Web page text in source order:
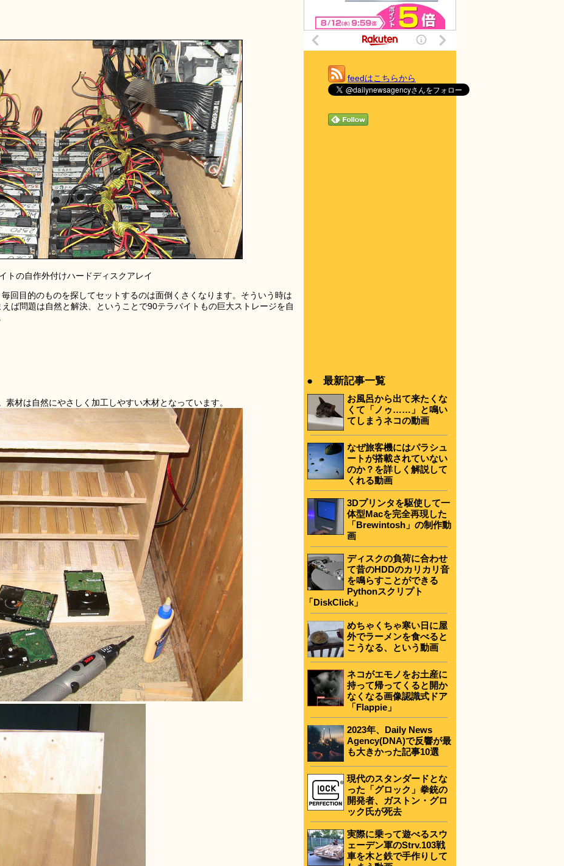
トの自作外付けハードディスクアレイ
回目的のものを探してセットするのは面倒くさくなります。そういう時は
ば問題は自然と解決、ということで90テラバイトもの巨大ストレージを自
材は自然にやさしく加工しやすい木材となっています。
feedはこちらから
● 最新記事一覧
お風呂から出て来たくな
くて「ノゥ……」と鳴い
てしまうネコの動画
なぜ旅客機にはパラシュ
ートが搭載されていない
のか？を詳しく解説して
くれる動画
3Dプリンタを駆使して一
体型Macを完全再現した
「Brewintosh」の制作動
画
ディスクの負荷に合わせ
て昔のHDDのカリカリ音
を鳴らすことができる
Pythonスクリプト
「DiskClick」
めちゃくちゃ寒い日に屋
外でラーメンを食べると
こうなる、という動画
ネコがエモノをお土産に
持って帰ってくると開か
なくなる画像認識式ドア
「Flappie」
2023年、Daily News
Agency(DNA)で反響が最
も大きかった記事10選
現代のスタンダードとな
った「グロック」拳銃の
開発者、ガストン・グロ
ック氏が死去
実際に乗って遊べるスウ
ェーデン軍のStrv.103戦
車を木と鉄で手作りして